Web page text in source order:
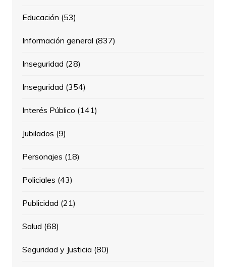
Educación (53)
Información general (837)
Inseguridad (28)
Inseguridad (354)
Interés Público (141)
Jubilados (9)
Personajes (18)
Policiales (43)
Publicidad (21)
Salud (68)
Seguridad y Justicia (80)